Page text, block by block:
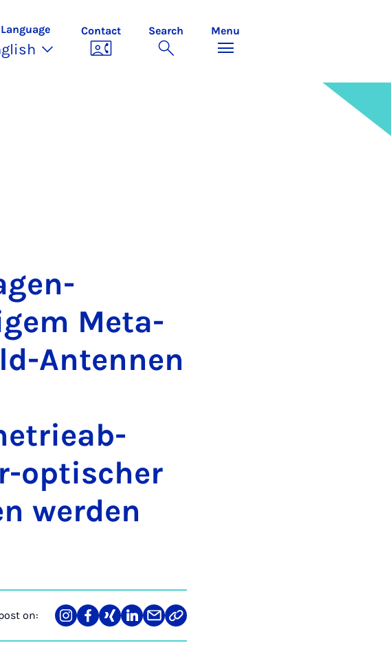
Language Contact Search Menu
Meta-
Antennen
optischer
wer­den
on:
Share
on
Teilen
auf
Teilen
auf
Teilen
auf
Teilen
über
Link
kopieren